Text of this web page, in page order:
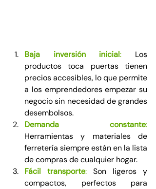
Baja inversión inicial: Los
productos toca puertas tienen
precios accesibles, lo que permite
a los emprendedores empezar su
negocio sin necesidad de grandes
desembolsos.
Demanda constante:
Herramientas y materiales de
ferretería siempre están en la lista
de compras de cualquier hogar.
Fácil transporte: Son ligeros y
compactos, perfectos para